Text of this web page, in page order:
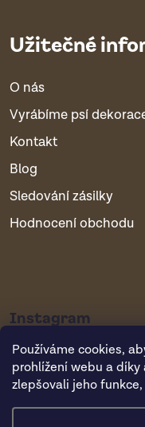
Používáme cookies,
prohlížení webu a
zlepšovali jeho
Užitečné
O nás
Vyrábíme psí
Kontakt
Blog
Sledování zásilky
Hodnocení obchodu
Instagram